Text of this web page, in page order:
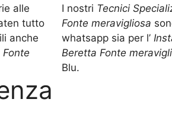
alle
tutto
anche
I nostri Tecnici
Fonte meravigliosa
whatsapp sia per l’
Beretta Fonte
Blu.